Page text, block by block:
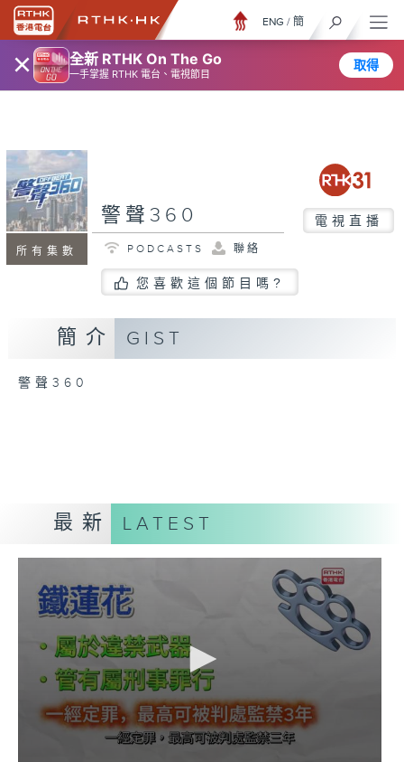
× 全新 RTHK On The Go
一手掌握 RTHK 電台、電視節目
取得
ENG / 簡
所有集數
警聲360 電視直播
PODCASTS 聯絡
您喜歡這個節目嗎?
簡介 GIST
警聲360
最新 LATEST